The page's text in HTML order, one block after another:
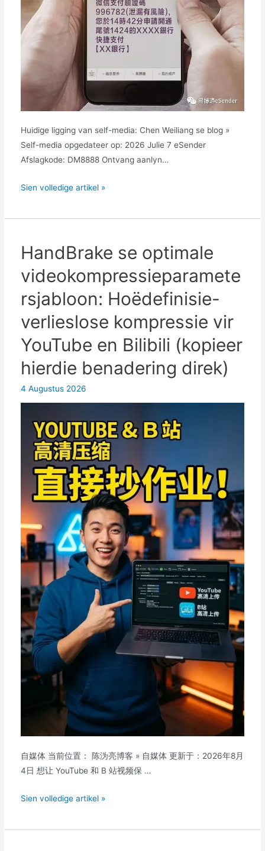
Huidige ligging van self-media: Chen Weiliang se blog »
Self-media opgedateer op: 2026 Julie 7 eSender
Afslagkode: DM8888 Ontvang aanlyn…
eSender
platform
die
ontvangs
van
SMS-
verifikasiekodes
van
virtuele
selfoonnommers
Sien volledige artikel »
HandBrake se optimale
videokompressieparamete
rsjabloon: Hoëdefinisie-
verlieslose kompressie vir
YouTube en Bilibili (kopieer
hierdie benadering direk)
4 Augustus 2026
自媒体 当前位置： 陈沩亮博客 » 自媒体 更新于：2026年8月
4日 想让 YouTube 和 B 站视频保 …
HandBrake
optimale
Sien volledige artikel »